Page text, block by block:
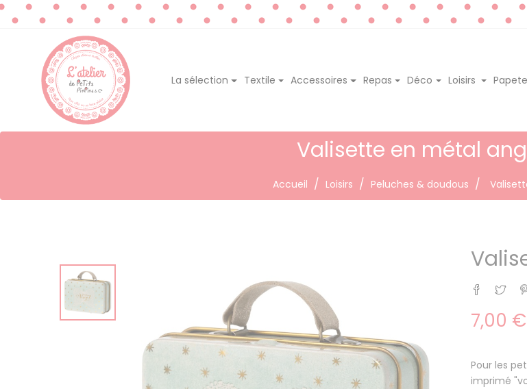
La sélection Textile Accessoires Repas Déco Loisirs
Valisette en métal
Accueil Loisirs Peluches & doudous
Partager
7,00 €
Pour les
imprimé